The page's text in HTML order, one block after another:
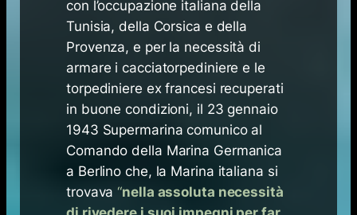
con l’occupazione italiana della
Tunisia, della Corsica e della
Provenza, e per la necessità di
armare i cacciatorpediniere e le
torpediniere ex francesi recuperati
in buone condizioni, il 23 gennaio
1943 Supermarina comunico al
Comando della Marina Germanica
a Berlino che, la Marina italiana si
trovava “nella assoluta necessità